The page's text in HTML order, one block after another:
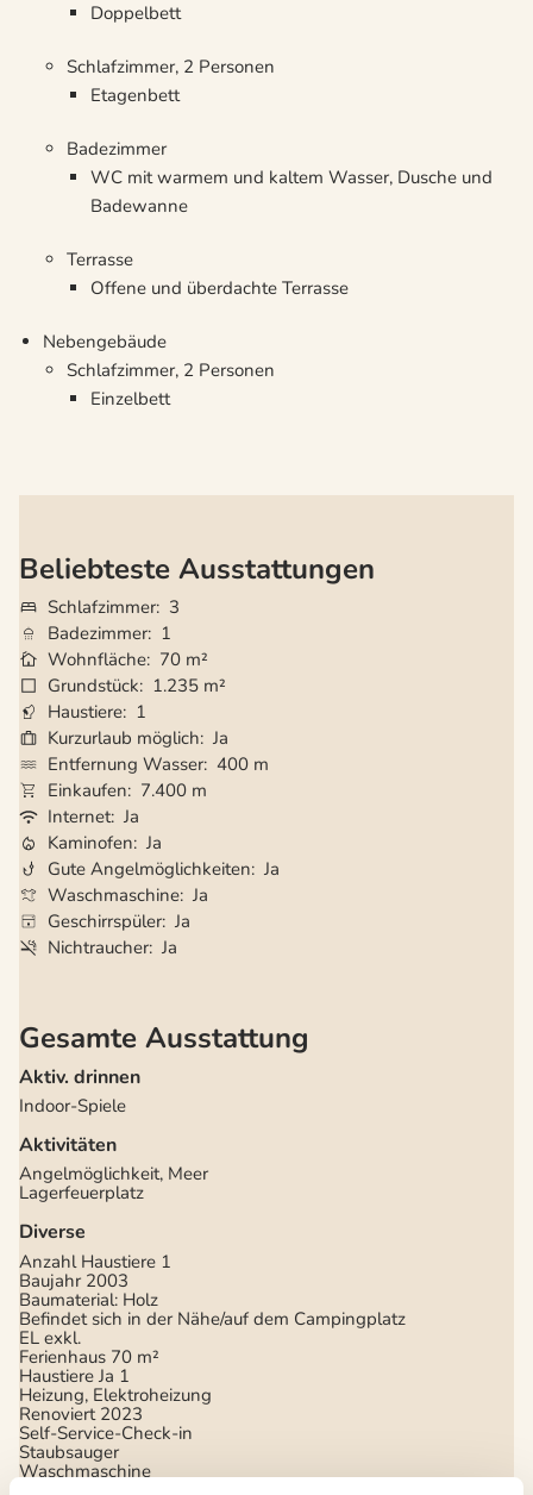
Doppelbett
Schlafzimmer, 2 Personen
Etagenbett
Badezimmer
WC mit warmem und kaltem Wasser, Dusche und
Badewanne
Terrasse
Offene und überdachte Terrasse
Nebengebäude
Schlafzimmer, 2 Personen
Einzelbett
Beliebteste Ausstattungen
Schlafzimmer 3
Badezimmer 1
Wohnfläche 70 m²
Grundstück
1.235 m²
Haustiere 1
Kurzurlaub möglich Ja
Entfernung Wasser 400 m
Einkaufen
7.400 m
Internet Ja
Kaminofen Ja
Gute Angelmöglichkeiten Ja
Waschmaschine Ja
Geschirrspüler Ja
Nichtraucher Ja
Gesamte Ausstattung
Aktiv. drinnen
Indoor-Spiele
Aktivitäten
Angelmöglichkeit, Meer
Lagerfeuerplatz
Diverse
Anzahl Haustiere 1
Baujahr 2003
Baumaterial: Holz
Befindet sich in der Nähe/auf dem Campingplatz
EL exkl.
Ferienhaus 70 m²
Haustiere Ja 1
Heizung, Elektroheizung
Renoviert 2023
Self-Service-Check-in
Staubsauger
Waschmaschine